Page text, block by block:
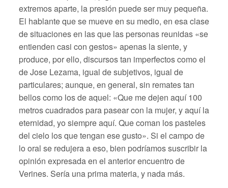
extremos aparte, la presión puede ser muy pequeña.
El hablante que se mueve en su medio, en esa clase
de situaciones en las que las personas reunidas «se
entienden casi con gestos» apenas la siente, y
produce, por ello, discursos tan imperfectos como el
de Jose Lezama, igual de subjetivos, igual de
particulares; aunque, en general, sin remates tan
bellos como los de aquel: «Que me dejen aquí 100
metros cuadrados para pasear con la mujer, y aquí la
eternidad, yo siempre aquí. Que coman los pasteles
del cielo los que tengan ese gusto». Si el campo de
lo oral se redujera a eso, bien podríamos suscribir la
opinión expresada en el anterior encuentro de
Verines. Sería una prima materia, y nada más.